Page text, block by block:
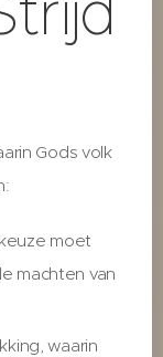
Gods volk
moet
machten van
waarin